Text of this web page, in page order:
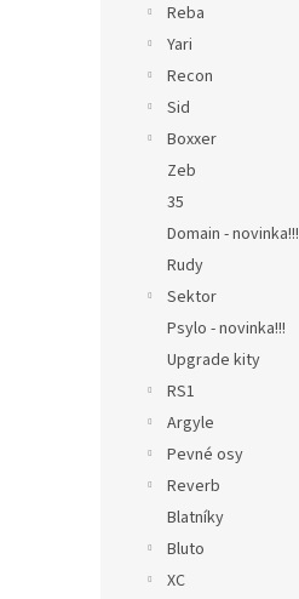
Reba
Yari
Recon
Sid
Boxxer
Zeb
35
Domain - novinka!!!
Rudy
Sektor
Psylo - novinka!!!
Upgrade kity
RS1
Argyle
Pevné osy
Reverb
Blatníky
Bluto
XC